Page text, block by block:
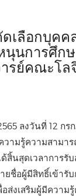
เลือกบุค
นการศึกษ
ารย์คณะโ
ลงวันที่ 12 กรก
ามรู้ความสามา
สุดเวลาการรับส
ชื่อผู้มีสิทธิ์เข้ารั
งเสริมผู้มีความ